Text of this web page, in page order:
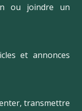
ou joindre un
et annonces
transmettre